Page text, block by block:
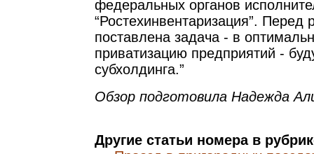
федеральных органов
“Ростехинвентаризация”. Перед
поставлена задача - в
приватизацию предприятий -
субхолдинга.”
Обзор подготовила Надежда
Другие статьи номера в